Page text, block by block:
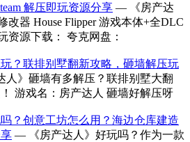
解压即玩资源分享 — 《房产达
改器 House Flipper 游戏本体+全DLC
资源下载： 夸克网盘：
玩？联排别墅翻新攻略，砸墙解压玩
》砸墙有多解压？联排别墅大翻
游戏名：房产达人 砸墙好解压呀
吗？创意工坊怎么用？海边仓库建造
— 《房产达人》好玩吗？作为一款